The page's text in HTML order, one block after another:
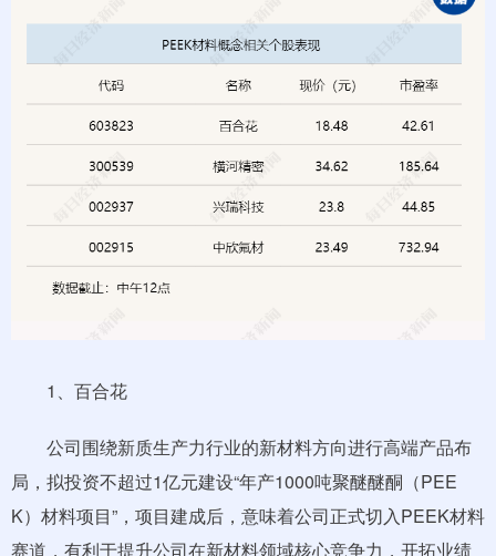
1、百合花
公司围绕新质生产力行业的新材料方向进行高端产品布
局，拟投资不超过1亿元建设“年产1000吨聚醚醚酮（PEE
K）材料项目”，项目建成后，意味着公司正式切入PEEK材料
赛道，有利于提升公司在新材料领域核心竞争力，开拓业绩